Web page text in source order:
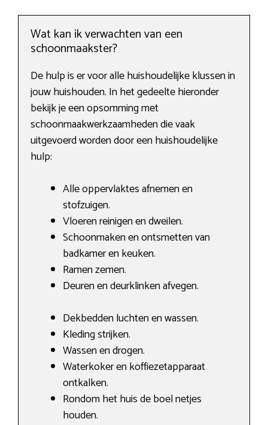
Wat kan ik verwachten van een
schoonmaakster?
De hulp is er voor alle huishoudelijke klussen in
jouw huishouden. In het gedeelte hieronder
bekijk je een opsomming met
schoonmaakwerkzaamheden die vaak
uitgevoerd worden door een huishoudelijke
hulp:
Alle oppervlaktes afnemen en
stofzuigen.
Vloeren reinigen en dweilen.
Schoonmaken en ontsmetten van
badkamer en keuken.
Ramen zemen.
Deuren en deurklinken afvegen.
Dekbedden luchten en wassen.
Kleding strijken.
Wassen en drogen.
Waterkoker en koffiezetapparaat
ontkalken.
Rondom het huis de boel netjes
houden.